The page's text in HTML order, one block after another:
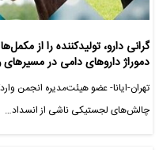
گرانی دارو، تولیدکننده را از
دموراژ داروهای دامی در مسیرهای
تهران-ایانا- عضو هیئت‌مدیره انجمن
چالش‌های لجستیکی ناشی از انسداد…